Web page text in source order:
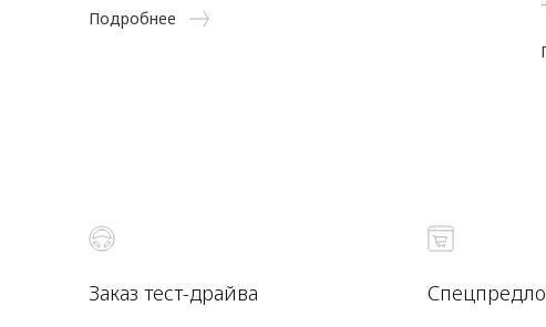
Подробнее
Заказ тест-драйва